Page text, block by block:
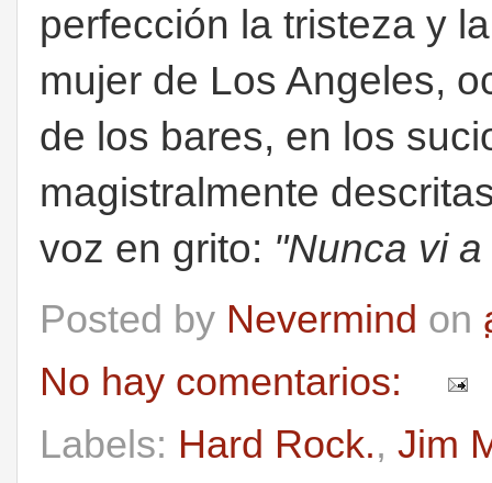
perfección la tristeza y
mujer de Los Angeles,
de los bares, en los
magistralmente
voz en grito: "Nunca vi
Posted by Nevermind on
No hay comentarios:
Labels: Hard Rock., Jim